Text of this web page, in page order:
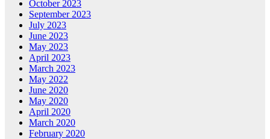
October 2023
September 2023
July 2023
June 2023
May 2023
April 2023
March 2023
May 2022
June 2020
May 2020
April 2020
March 2020
February 2020